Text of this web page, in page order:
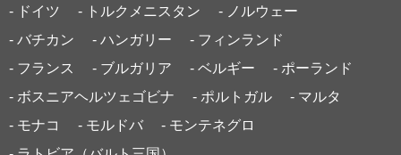
- ドイツ
- トルクメニスタン
- ノルウェー
- バチカン
- ハンガリー
- フィンランド
- フランス
- ブルガリア - ベルギー
- ポーランド
- ボスニアヘルツェゴビナ
- ポルトガル
- マルタ
- モナコ
- モルドバ
- モンテネグロ